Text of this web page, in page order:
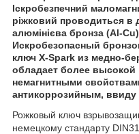
Іскробезпечний
ріжковий проводиться в
алюмінієва бронза (Al-
Искробезопасный
ключ X-Spark из медно-
обладает более
немагнитными
антикоррозийным, ввиду
Рожковый ключ
немецкому стандарту